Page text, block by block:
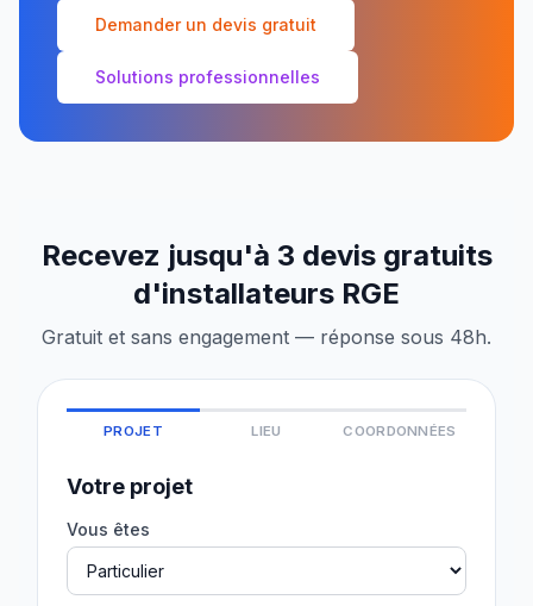
Demander un devis gratuit
Solutions professionnelles
Recevez jusqu'à 3 devis gratuits
d'installateurs RGE
Gratuit et sans engagement — réponse sous 48h.
PROJET LIEU COORDONNÉES
Votre projet
Vous êtes